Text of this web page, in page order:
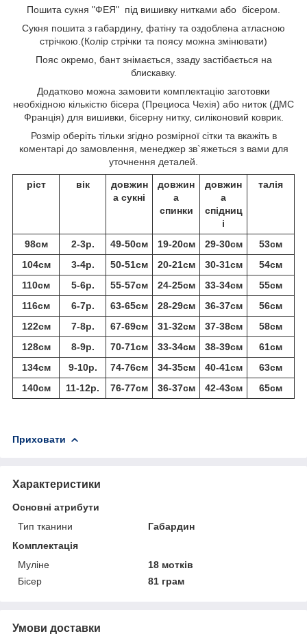
Пошита сукня "ФЕЯ" під вишивку нитками або бісером.
Сукня пошита з габардину, фатіну та оздоблена атласною
стрічкою.(Колір стрічки та поясу можна змінювати)
Пояс окремо, бант знімається, ззаду застібається на
блискавку.
Додатково можна замовити комплектацію заготовки
необхідною кількістю бісера (Прециоса Чехія) або ниток (ДМС
Франція) для вишивки, бісерну нитку, силіконовий коврик.
Розмір оберіть тільки згідно розмірної сітки та вкажіть в
коментарі до замовлення, менеджер зв`яжеться з вами для
уточнення деталей.
ріст вік
довжин
а сукні
довжин
а
спинки
довжин
а
спідниц
і
талія
98см 2-3р. 49-50см 19-20см 29-30см
53см
104см
3-4р. 50-51см 20-21см 30-31см
54см
110см
5-6р. 55-57см 24-25см 33-34см
55см
116см
6-7р. 63-65см 28-29см 36-37см
56см
122см
7-8р. 67-69см 31-32см 37-38см
58см
128см
8-9р. 70-71см 33-34см 38-39см
61см
134см
9-10р. 74-76см 34-35см 40-41см
63см
140см
11-12р. 76-77см 36-37см 42-43см 65см
Приховати
Характеристики
Основні атрибути
Тип тканини
Габардин
Комплектація
Муліне
18 мотків
Бісер
81 грам
Умови доставки